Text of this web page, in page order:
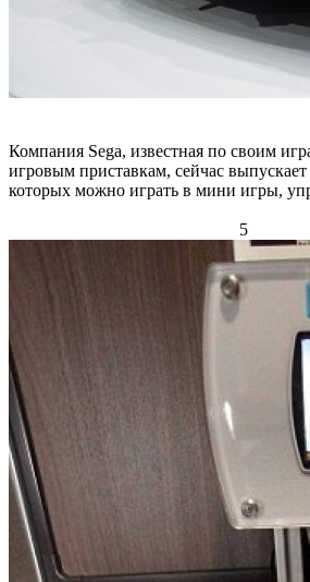
Компания Sega, известная по своим
игровым приставкам, сейчас
которых можно играть в мини игры,
5